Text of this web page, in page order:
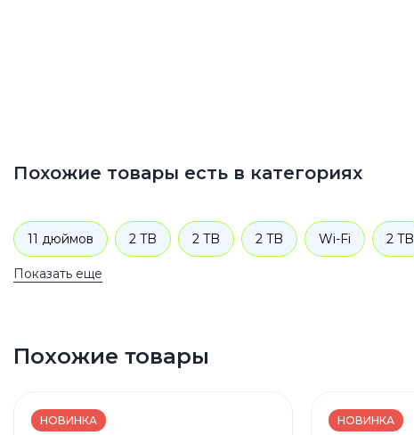
Похожие товары есть в категориях
11 дюймов 2 TB 2 TB 2 TB Wi-Fi 2 TB
Показать еще
Похожие товары
НОВИНКА НОВИНКА